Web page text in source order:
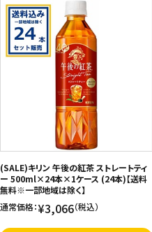
(SALE)キリン 午後の紅茶 ストレートティ
ー 500ml×24本×1ケース (24本)【送料
無料※一部地域は除く】
通常価格：¥3,066（税込）